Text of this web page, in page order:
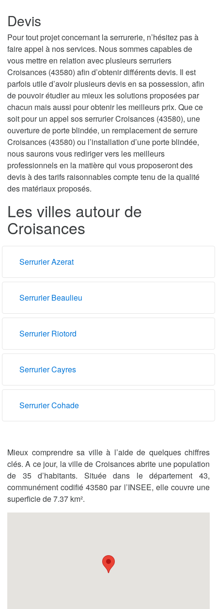
Devis
Pour tout projet concernant la serrurerie, n’hésitez pas à
faire appel à nos services. Nous sommes capables de
vous mettre en relation avec plusieurs serruriers
Croisances (43580) afin d’obtenir différents devis. Il est
parfois utile d’avoir plusieurs devis en sa possession, afin
de pouvoir étudier au mieux les solutions proposées par
chacun mais aussi pour obtenir les meilleurs prix. Que ce
soit pour un appel sos serrurier Croisances (43580), une
ouverture de porte blindée, un remplacement de serrure
Croisances (43580) ou l’installation d’une porte blindée,
nous saurons vous rediriger vers les meilleurs
professionnels en la matière qui vous proposeront des
devis à des tarifs raisonnables compte tenu de la qualité
des matériaux proposés.
Les villes autour de
Croisances
Serrurier Azerat
Serrurier Beaulieu
Serrurier Riotord
Serrurier Cayres
Serrurier Cohade
Mieux comprendre sa ville à l’aide de quelques chiffres
clés. A ce jour, la ville de Croisances abrite une population
de 35 d’habitants. Située dans le département 43,
communément codifié 43580 par l’INSEE, elle couvre une
superficie de 7.37 km².